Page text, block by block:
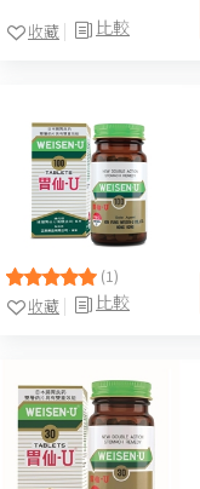
比較
收藏
(1)
比較
收藏